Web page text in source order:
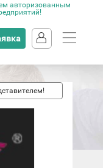
авторизованным